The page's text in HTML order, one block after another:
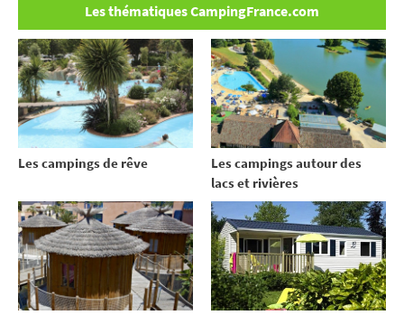
Les thématiques CampingFrance.com
Les campings de rêve
Les campings autour des
lacs et rivières